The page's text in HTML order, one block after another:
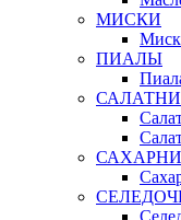
МИСКИ
ПИАЛЫ